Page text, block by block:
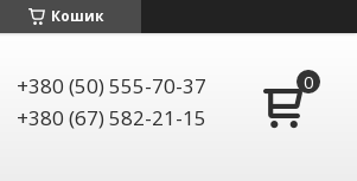
Кошик
+380 (50) 555-70-37
+380 (67) 582-21-15